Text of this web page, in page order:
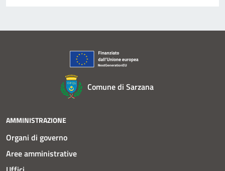
Comune di Sarzana
AMMINISTRAZIONE
Organi di governo
Aree amministrative